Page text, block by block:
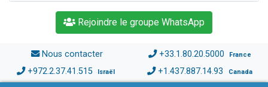
Rejoindre le groupe WhatsApp
Nous contacter +33.1.80.20.5000 France
+972.2.37.41.515 Israël +1.437.887.14.93 Canada